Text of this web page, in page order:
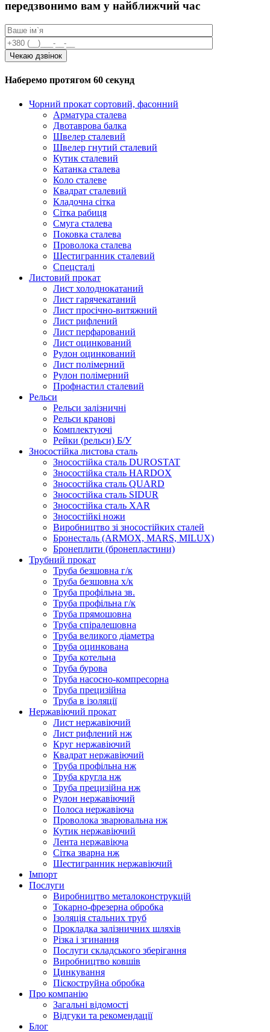
передзвонимо вам у найближчий час
Наберемо протягом 60 секунд
Чорний прокат сортовий, фасонний
Арматура сталева
Двотаврова балка
Швелер сталевий
Швелер гнутий сталевий
Кутик сталевий
Катанка сталева
Коло сталеве
Квадрат сталевий
Кладочна сітка
Сітка рабиця
Смуга сталева
Поковка сталева
Проволока сталева
Шестигранник сталевий
Спецсталі
Листовий прокат
Лист холоднокатаний
Лист гарячекатаний
Лист просічно-витяжний
Лист рифлений
Лист перфарований
Лист оцинкований
Рулон оцинкований
Лист полімерний
Рулон полімерний
Профнастил сталевий
Рельси
Рельси залізничні
Рельси кранові
Комплектуючі
Рейки (рельси) Б/У
Зносостійка листова сталь
Зносостійка сталь DUROSTAT
Зносостійка сталь HARDOX
Зносостійка сталь QUARD
Зносостійка сталь SIDUR
Зносостійка сталь XAR
Зносостійкі ножи
Виробництво зі зносостійких сталей
Бронесталь (ARMOX, MARS, MILUX)
Бронеплити (бронепластини)
Трубний прокат
Труба безшовна г/к
Труба безшовна х/к
Труба профільна зв.
Труба профільна г/к
Труба прямошовна
Труба спіралешовна
Труба великого діаметра
Труба оцинкована
Труба котельна
Труба бурова
Труба насосно-компресорна
Труба прецизійна
Труба в ізоляції
Нержавіючий прокат
Лист нержавіючий
Лист рифлений нж
Круг нержавіючий
Квадрат нержавіючий
Труба профільна нж
Труба кругла нж
Труба прецизійна нж
Рулон нержавіючий
Полоса нержавіюча
Проволока зварювальна нж
Кутик нержавіючий
Лента нержавіюча
Сітка зварна нж
Шестигранник нержавіючий
Імпорт
Послуги
Виробництво металоконструкцій
Токарно-фрезерна обробка
Ізоляція стальних труб
Прокладка залізничних шляхів
Різка і згинання
Послуги складського зберігання
Виробництво ковшів
Цинкування
Піскоструйна обробка
Про компанію
Загальні відомості
Відгуки та рекомендації
Блог